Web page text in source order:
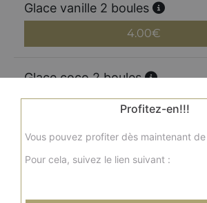
Glace vanille 2 boules
4.00€
Glace coco 2 boules
4.00€
Glace pistache 2 boules
Profitez-en!!!
Vous pouvez profiter dès maintenant de
Pour cela, suivez le lien suivant :